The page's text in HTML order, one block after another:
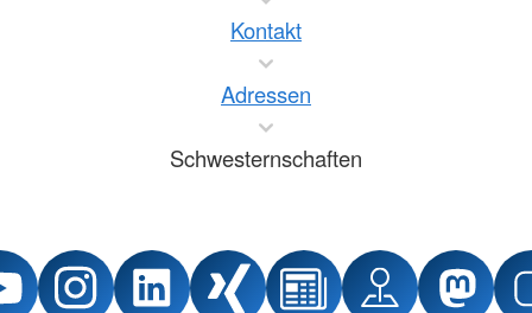
Kontakt
Adressen
Schwesternschaften